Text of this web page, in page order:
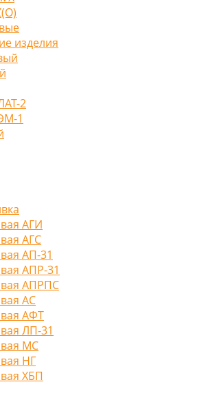
изделия
2
1
АГИ
АГС
АП-31
АПР-31
АПРПС
АС
АФТ
ЛП-31
МС
НГ
ХБП